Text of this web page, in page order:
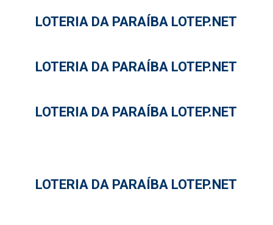
LOTERIA DA PARAÍBA LOTEP.NET
LOTERIA DA PARAÍBA LOTEP.NET
LOTERIA DA PARAÍBA LOTEP.NET
LOTERIA DA PARAÍBA LOTEP.NET